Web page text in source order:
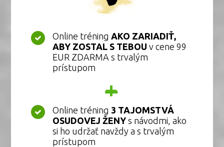
Online tréningAKO ZARIADIŤ,
ABY ZOSTAL S TEBOUv cene 99
EUR ZDARMA s trvalým
prístupom
+
Online tréning 3 TAJOMSTVÁ
OSUDOVEJ ŽENYs návodmi, ako
si ho udržať navždy a s trvalým
prístupom